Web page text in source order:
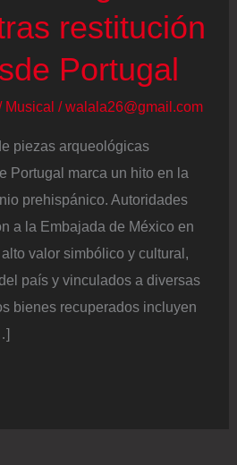
restitución
Portugal
Musical /walala26@gmail.com
piezas arqueológicas
Portugal marca un hito en la
prehispánico. Autoridades
a la Embajada de México en
valor simbólico y cultural,
país y vinculados a diversas
bienes recuperados incluyen